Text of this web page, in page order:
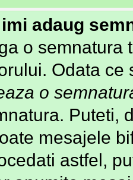
adaug
o semnatura
Odata
o
Puteti,
mesajele
astfel,